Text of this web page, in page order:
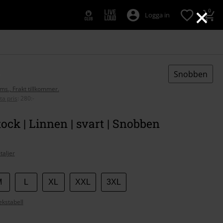
×
Logga in 0
Frakt tillkommer.
pris
280:-
Snobben
| Linnen | svart | Snobben
XL XXL 3XL